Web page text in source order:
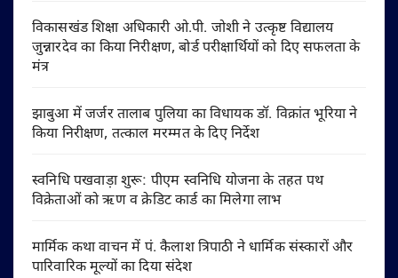
विकासखंड शिक्षा अधिकारी ओ.पी. जोशी ने उत्कृष्ट विद्यालय
जुन्नारदेव का किया निरीक्षण, बोर्ड परीक्षार्थियों को दिए सफलता के
मंत्र
झाबुआ में जर्जर तालाब पुलिया का विधायक डॉ. विक्रांत भूरिया ने
किया निरीक्षण, तत्काल मरम्मत के दिए निर्देश
स्वनिधि पखवाड़ा शुरू: पीएम स्वनिधि योजना के तहत पथ
विक्रेताओं को ऋण व क्रेडिट कार्ड का मिलेगा लाभ
मार्मिक कथा वाचन में पं. कैलाश त्रिपाठी ने धार्मिक संस्कारों और
पारिवारिक मूल्यों का दिया संदेश